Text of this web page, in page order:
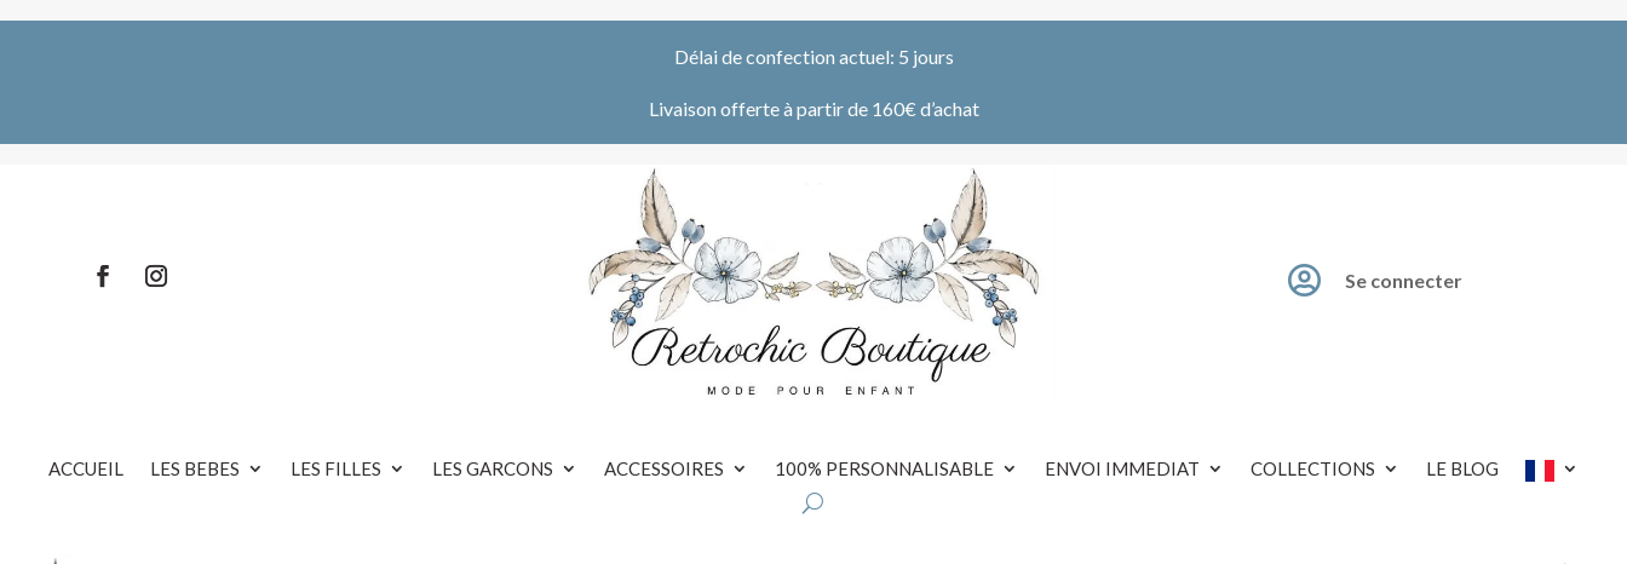
Délai de confection actuel: 5 jours
Livaison offerte à partir de 160€ d’achat
 Se connecter
ACCUEIL LES BEBES LES FILLES LES GARCONS ACCESSOIRES 100% PERSONNALISABLE ENVOI IMMEDIAT COLLECTIONS LE BLOG